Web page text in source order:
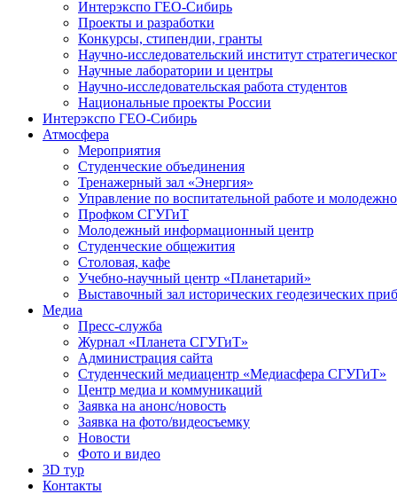
Интерэкспо ГЕО-Сибирь
Проекты и разработки
Конкурсы, стипендии, гранты
Научно-исследовательский институт
Научные лаборатории и центры
Научно-исследовательская работа студентов
Национальные проекты России
Интерэкспо ГЕО-Сибирь
Атмосфера
Мероприятия
Студенческие объединения
Тренажерный зал «Энергия»
Управление по воспитательной работе и
Профком СГУГиТ
Молодежный информационный центр
Студенческие общежития
Столовая, кафе
Учебно-научный центр «Планетарий»
Выставочный зал исторических геодезических
Медиа
Пресс-служба
Журнал «Планета СГУГиТ»
Администрация сайта
Студенческий медиацентр «Медиасфера СГУГиТ»
Центр медиа и коммуникаций
Заявка на анонс/новость
Заявка на фото/видеосъемку
Новости
Фото и видео
3D тур
Контакты